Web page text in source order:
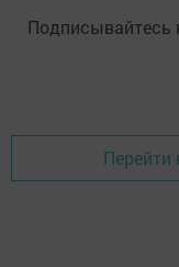
Подписывайтесь
Перейти